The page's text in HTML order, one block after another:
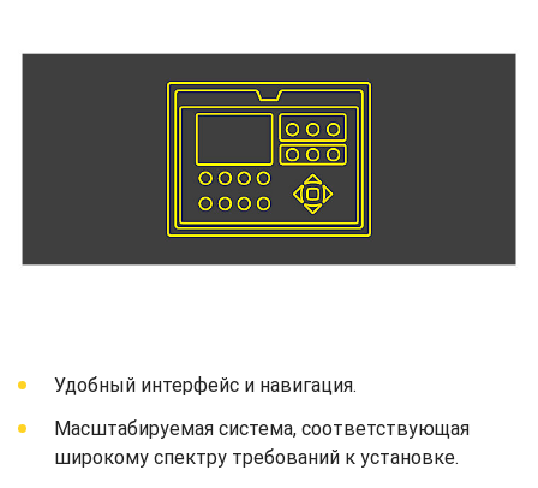
Удобный интерфейс и навигация.
Масштабируемая система, соответствующая
широкому спектру требований к установке.